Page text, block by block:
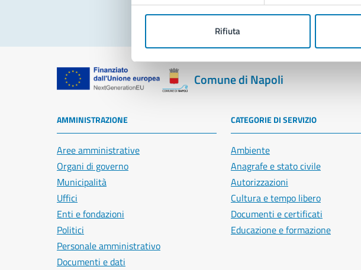
Rifiuta
Comune di Napoli
AMMINISTRAZIONE
Aree amministrative
Organi di governo
Municipalità
Uffici
Enti e fondazioni
Politici
Personale amministrativo
Documenti e dati
CATEGORIE DI SERVIZIO
Ambiente
Anagrafe e stato civile
Autorizzazioni
Cultura e tempo libero
Documenti e certificati
Educazione e formazione